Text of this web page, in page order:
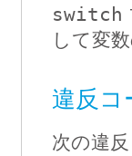
switch
して変
違反コ
次の違